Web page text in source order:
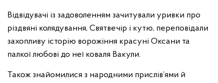
Відвідувачі із задоволенням зачитували уривки про
різдвяні колядування, Святвечір і кутю, переповідали
захопливу історію ворожіння красуні Оксани та
палкої любові до неї коваля Вакули.
Також знайомилися з народними прислів’ями й